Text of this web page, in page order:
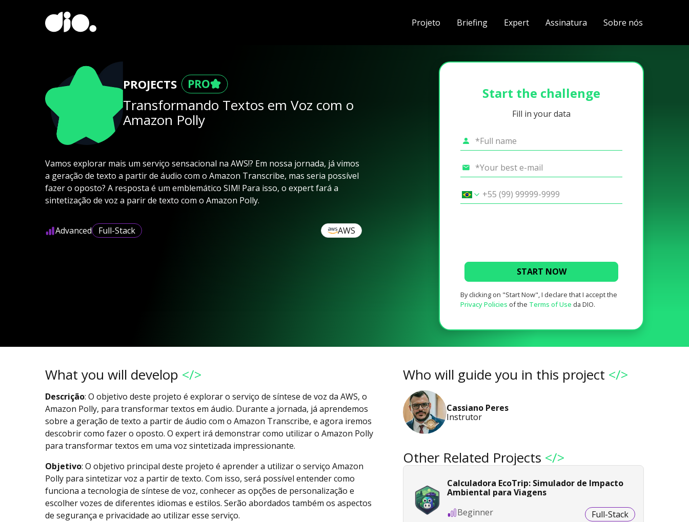
Projeto Briefing Expert Assinatura Sobre nós
PROJECTS
Transformando Textos em Voz com o
Amazon Polly
Vamos explorar mais um serviço sensacional na AWS!? Em nossa jornada, já vimos
a geração de texto a partir de áudio com o Amazon Transcribe, mas seria possível
fazer o oposto? A resposta é um emblemático SIM! Para isso, o expert fará a
sintetização de voz a parir de texto com o Amazon Polly.
Advanced Full-Stack AWS
Start the challenge
Fill in your data
START NOW
By clicking on "Start Now", I declare that I accept the
Privacy Policies of the Terms of Use da DIO.
What you will develop </>
Descrição: O objetivo deste projeto é explorar o serviço de síntese de voz da AWS, o
Amazon Polly, para transformar textos em áudio. Durante a jornada, já aprendemos
sobre a geração de texto a partir de áudio com o Amazon Transcribe, e agora iremos
descobrir como fazer o oposto. O expert irá demonstrar como utilizar o Amazon Polly
para transformar textos em uma voz sintetizada impressionante.
Objetivo: O objetivo principal deste projeto é aprender a utilizar o serviço Amazon
Polly para sintetizar voz a partir de texto. Com isso, será possível entender como
funciona a tecnologia de síntese de voz, conhecer as opções de personalização e
escolher vozes de diferentes idiomas e estilos. Serão abordados também os aspectos
de segurança e privacidade ao utilizar esse serviço.
Who will guide you in this project </>
Cassiano Peres
Instrutor
Other Related Projects </>
Calculadora EcoTrip: Simulador de Impacto
Ambiental para Viagens
Beginner
Full-Stack